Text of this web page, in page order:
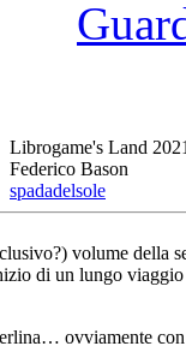
Librogame's Land
Federico Bason
spadadelsole
volume della
di un lungo
ovviamente